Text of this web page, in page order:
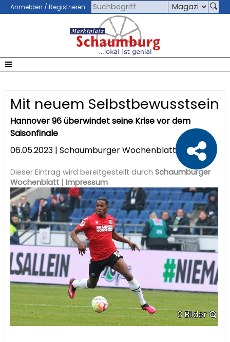
Anmelden / Registrieren
Mit neuem Selbstbewusstsein
Hannover 96 überwindet seine Krise vor dem
Saisonfinale
06.05.2023 | Schaumburger Wochenblatt
Dieser Eintrag wird bereitgestellt durch Schaumburger
Wochenblatt | Impressum